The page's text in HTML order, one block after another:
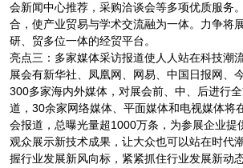
会新闻中心推荐，采购洽谈会等多项优质服务
合，使产业贸易与学术交流融为一体。力争将
研、贸多位一体的经贸平台。
亮点三：多家媒体采访报道使人人站在科技潮
展会有新华社、凤凰网、网易、中国日报网、
300多家海内外媒体，对展会前、中、后进行
道，30余家网络媒体、平面媒体和电视媒体将
会报道，总曝光量超1000万条，为参展企业提
观众展示新技术成果，让大众也可以站在时代
握行业发展新风向标，紧紧抓住行业发展新动态